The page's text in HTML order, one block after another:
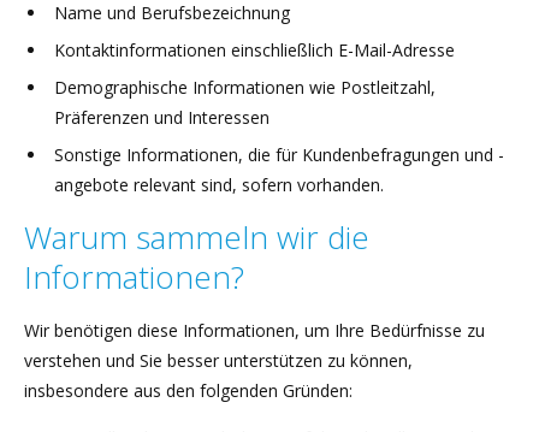
Name und Berufsbezeichnung
Kontaktinformationen einschließlich E-Mail-Adresse
Demographische Informationen wie Postleitzahl,
Präferenzen und Interessen
Sonstige Informationen, die für Kundenbefragungen und -
angebote relevant sind, sofern vorhanden.
Warum sammeln wir die
Informationen?
Wir benötigen diese Informationen, um Ihre Bedürfnisse zu
verstehen und Sie besser unterstützen zu können,
insbesondere aus den folgenden Gründen: